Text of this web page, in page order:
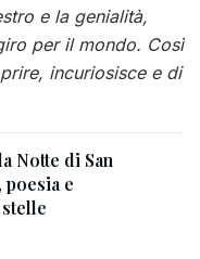
e la genialità,
per il mondo. Così
incuriosisce e di
Notte di San
e